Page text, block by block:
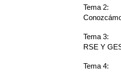
Tema 2:
Tema 3:
RSE Y
Tema 4: